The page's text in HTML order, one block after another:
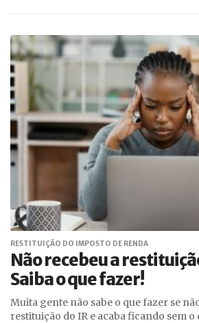
RESTITUIÇÃO DO IMPOSTO DE RENDA
Não recebeu a
Saiba o que fazer!
Muita gente não sabe o que fazer se
restituição do IR e acaba ficando sem